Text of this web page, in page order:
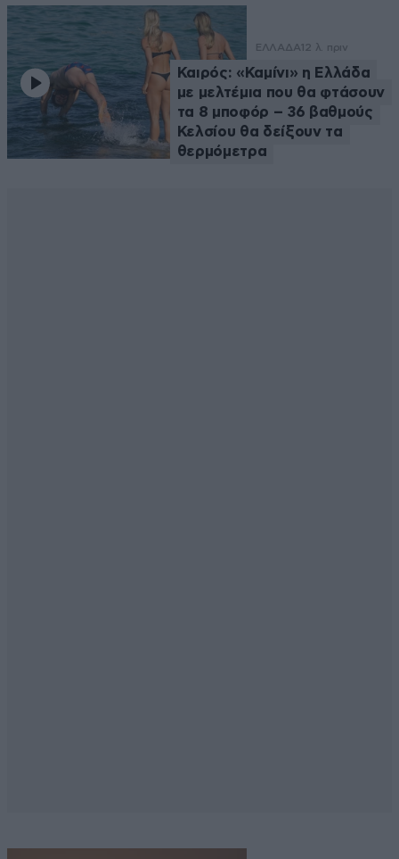
ΕΛΛΑΔΑ 12 λ. πριν
Καιρός: «Καμίνι» η Ελλάδα
με μελτέμια που θα φτάσουν
τα 8 μποφόρ – 36 βαθμούς
Κελσίου θα δείξουν τα
θερμόμετρα